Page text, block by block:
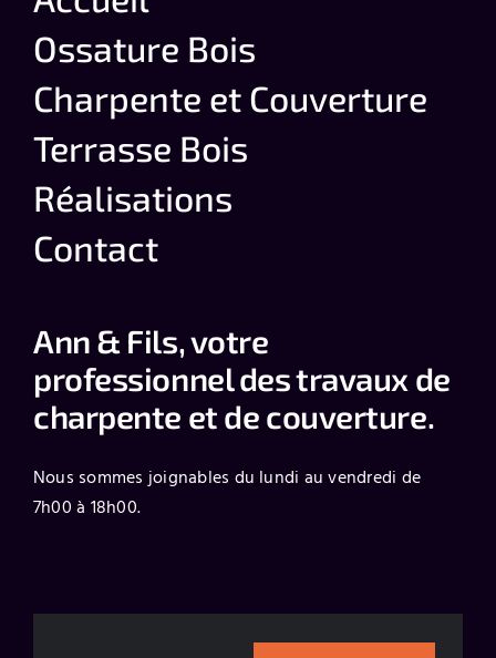
Ossature Bois
Charpente et Couverture
Terrasse Bois
Réalisations
Contact
Ann & Fils, votre
professionnel des travaux de
charpente et de couverture.
Nous sommes joignables du lundi au vendredi de
7h00 à 18h00.